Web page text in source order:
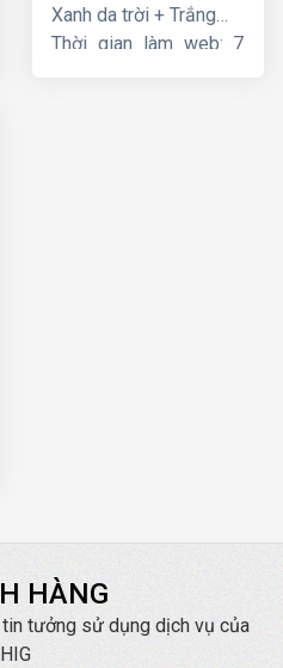
Xanh da trời + Trắng
Thời gian làm web: 7
HÀNG
tưởng sử dụng dịch vụ của
HIG